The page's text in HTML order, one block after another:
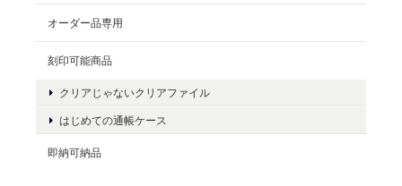
オーダー品専用
刻印可能商品
クリアじゃないクリアファイル
はじめての通帳ケース
即納可納品